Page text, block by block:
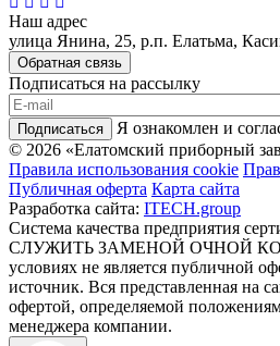
Наш адрес
улица Янина, 25, р.п. Елатьма,
Обратная связь
Подписаться на рассылку
Подписаться Я ознакомлен и
© 2026 «Елатомский приборный
Правила использования cookie
Публичная оферта Карта сайта
Разработка сайта: ITECH.group
Система качества предприятия
СЛУЖИТЬ ЗАМЕНОЙ ОЧНОЙ
условиях не является публичной
источник. Вся представленная на
офертой, определяемой
менеджера компании.